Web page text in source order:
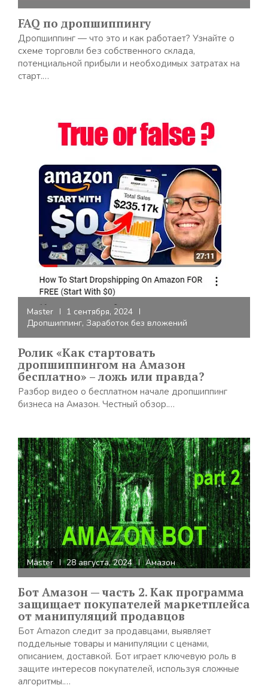
FAQ по дропшиппингу
Дропшиппинг — что это и как работает? Узнайте о
схеме торговли без собственного склада,
потенциальной прибыли и необходимых затратах на
старт.…
Master
1 сентября, 2024
Дропшиппинг, Заработок без вложений
Ролик «Как стартовать
дропшиппингом на Амазон
бесплатно» – ложь или правда?
Разбор видео о бесплатном начале дропшиппинг
бизнеса на Амазон. Честный обзор.…
Master 28 августа, 2024 Амазон
Бот Амазон — часть 2. Как программа
защищает покупателей маркетплейса
от манипуляций продавцов
Бот Amazon следит за продавцами, выявляет
поддельные товары и манипуляции с ценами,
описанием, доставкой. Бот играет ключевую роль в
защите интересов покупателей, используя сложные
алгоритмы.…